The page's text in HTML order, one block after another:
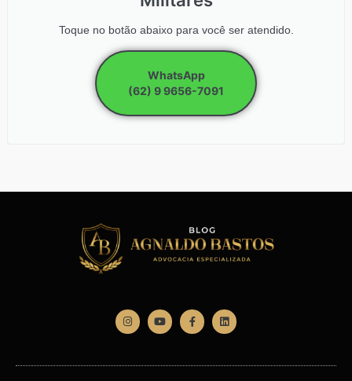
Toque no botão abaixo para você ser atendido.
WhatsApp
(62) 9 9656-7091